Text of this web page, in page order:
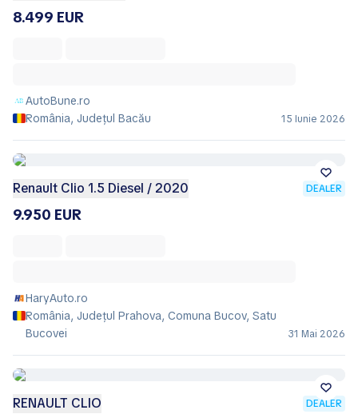
8.499 EUR
AutoBune.ro
România, Județul Bacău
15 Iunie 2026
Renault Clio 1.5 Diesel / 2020 DEALER
9.950 EUR
HaryAuto.ro
România, Județul Prahova, Comuna Bucov, Satu
Bucovei
31 Mai 2026
RENAULT CLIO DEALER